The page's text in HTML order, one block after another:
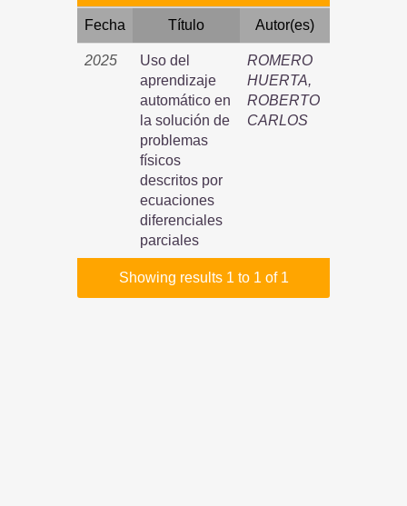
Fecha Título Autor(es)
2025
Uso del
aprendizaje
automático en
la solución de
problemas
físicos
descritos por
ecuaciones
diferenciales
parciales
ROMERO
HUERTA,
ROBERTO
CARLOS
Showing results 1 to 1 of 1